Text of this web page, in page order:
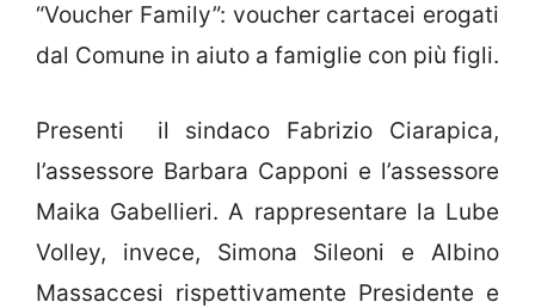
“Voucher Family”: voucher cartacei erogati
dal Comune in aiuto a famiglie con più figli.
Presenti il sindaco Fabrizio Ciarapica,
l’assessore Barbara Capponi e l’assessore
Maika Gabellieri. A rappresentare la Lube
Volley, invece, Simona Sileoni e Albino
Massaccesi rispettivamente Presidente e